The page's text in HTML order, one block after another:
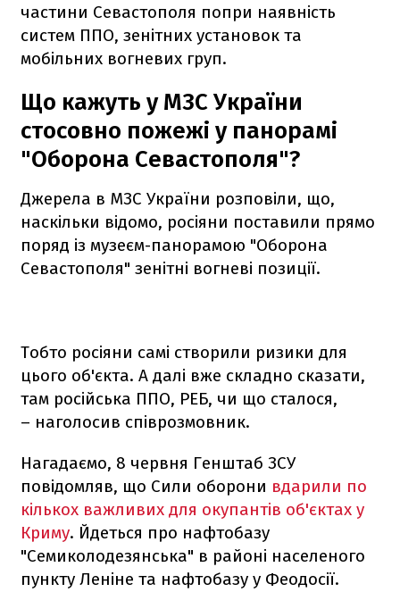
частини Севастополя попри наявність
систем ППО, зенітних установок та
мобільних вогневих груп.
Що кажуть у МЗС України
стосовно пожежі у панорамі
"Оборона Севастополя"?
Джерела в МЗС України розповіли, що,
наскільки відомо, росіяни поставили прямо
поряд із музеєм-панорамою "Оборона
Севастополя" зенітні вогневі позиції.
Тобто росіяни самі створили ризики для
цього об'єкта. А далі вже складно сказати,
там російська ППО, РЕБ, чи що сталося,
– наголосив співрозмовник.
Нагадаємо, 8 червня Генштаб ЗСУ
повідомляв, що Сили оборони вдарили по
кількох важливих для окупантів об'єктах у
Криму. Йдеться про нафтобазу
"Семиколодезянська" в районі населеного
пункту Леніне та нафтобазу у Феодосії.